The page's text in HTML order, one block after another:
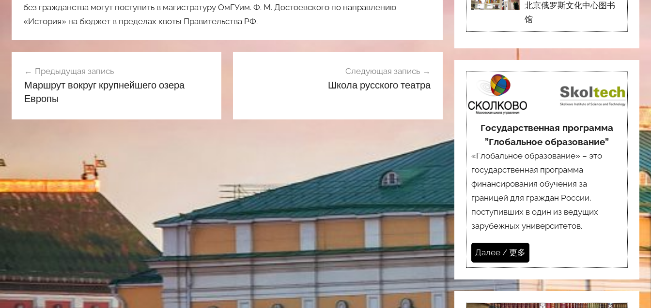
без гражданства могут поступить в магистратуру ОмГУим. Ф. М. Достоевского по направлению
«История» на бюджет в пределах квоты Правительства РФ.
по
записям
Предыдущая запись
Маршрут вокруг крупнейшего озера
Европы
Следующая запись
Школа русского театра
北京俄罗斯文化中心图书
馆
Государственная программа
”Глобальное образование”
«Глобальное образование» – это
государственная программа
финансирования обучения за
границей для граждан России,
поступивших в один из ведущих
зарубежных университетов.
Далее / 更多